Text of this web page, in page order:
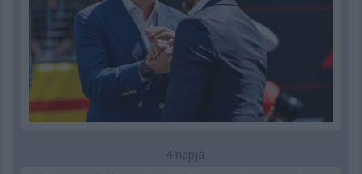
4 napja